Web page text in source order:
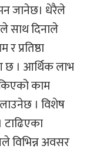
जानेछ। धेरैले
साथ दिनाले
प्रतिष्ठा
छ । आर्थिक लाभ
काम
। विशेष
विभिन्न अवसर